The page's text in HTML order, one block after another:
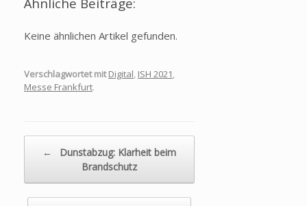
Keine ähnlichen Artikel gefunden.
Verschlagwortet mit Digital, ISH 2021,
Messe Frankfurt.
←
Dunstabzug: Klarheit beim
Brandschutz